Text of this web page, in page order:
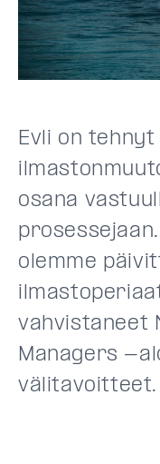
Evli on
osana
olemme
vahvistaneet
Managers -
välitavoitteet.